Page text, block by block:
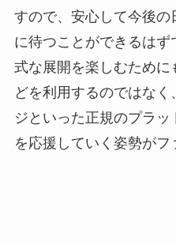
すので、安心して今後
に待つことができるは
式な展開を楽しむため
どを利用するのではな
ジといった正規のプラ
を応援していく姿勢がフ